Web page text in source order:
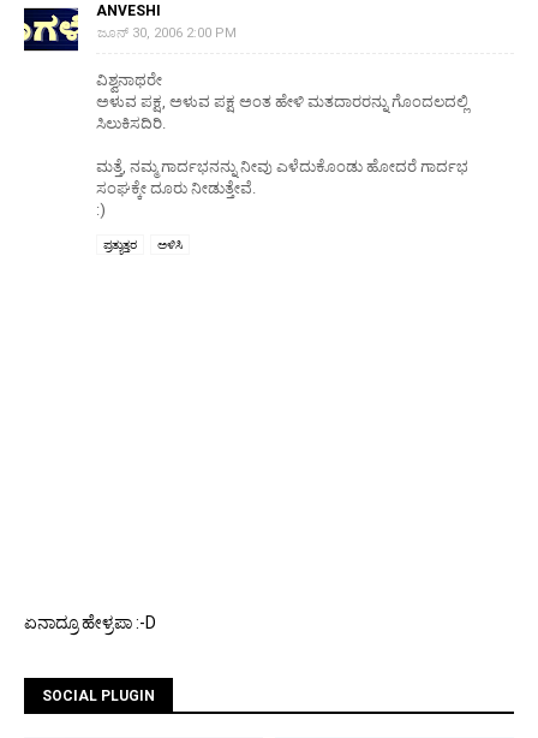
ANVESHI
ಜೂನ್ 30, 2006 2:00 PM
ವಿಶ್ವನಾಥರೇ
ಅಳುವ ಪಕ್ಷ, ಅಳುವ ಪಕ್ಷ ಅಂತ ಹೇಳಿ ಮತದಾರರನ್ನು ಗೊಂದಲದಲ್ಲಿ
ಸಿಲುಕಿಸದಿರಿ.
ಮತ್ತೆ, ನಮ್ಮ ಗಾರ್ದಭನನ್ನು ನೀವು ಎಳೆದುಕೊಂಡು ಹೋದರೆ ಗಾರ್ದಭ
ಸಂಘಕ್ಕೇ ದೂರು ನೀಡುತ್ತೇವೆ.
:)
ಪ್ರತ್ಯುತ್ತರ ಅಳಿಸಿ
ಏನಾದ್ರೂ ಹೇಳ್ರಪಾ :-D
SOCIAL PLUGIN